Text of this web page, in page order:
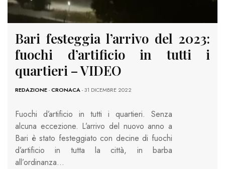
Bari festeggia l’arrivo del 2023:
fuochi d’artificio in tutti i
quartieri – VIDEO
REDAZIONE-CRONACA- 31 DICEMBRE 2022
Fuochi d’artificio in tutti i quartieri. Senza
alcuna eccezione. L’arrivo del nuovo anno a
Bari è stato festeggiato con decine di fuochi
d’artificio in tutta la città, in barba
all’ordinanza…